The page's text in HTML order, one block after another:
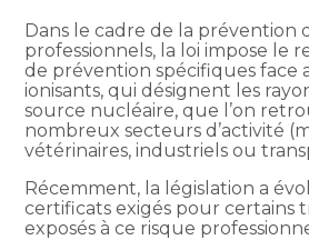
Dans le cadre de la prévention
professionnels, la loi impose le
de prévention spécifiques face
ionisants, qui désignent les
source nucléaire, que l’on
nombreux secteurs d’activité
vétérinaires, industriels ou
Récemment, la législation a
certificats exigés pour certains
exposés à ce risque